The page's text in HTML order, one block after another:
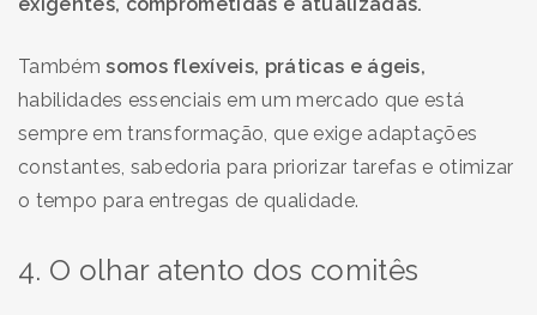
Também somos flexíveis, práticas e ágeis,
habilidades essenciais em um mercado que está
sempre em transformação, que exige adaptações
constantes, sabedoria para priorizar tarefas e otimizar
o tempo para entregas de qualidade.
4. O olhar atento dos comitês